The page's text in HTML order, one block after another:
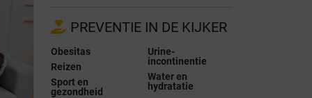
PREVENTIE IN DE KIJKER
Obesitas
Reizen
Sport en
gezondheid
Urine-
incontinentie
Water en
hydratatie